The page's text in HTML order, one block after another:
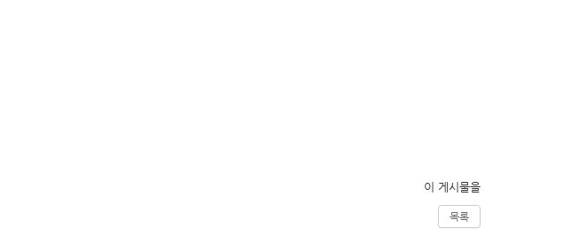
이 게시물을
목록